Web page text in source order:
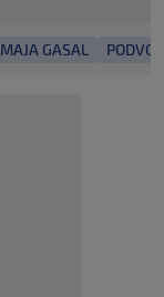
MAJA GASAL